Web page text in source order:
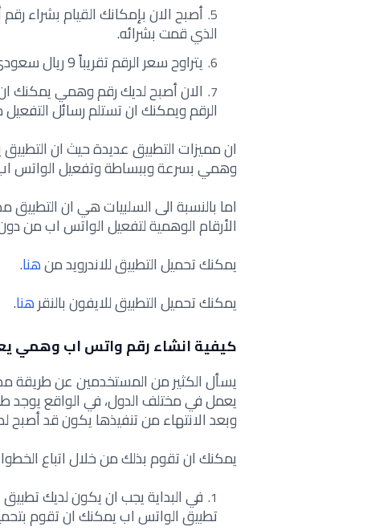
أصبح الان بإمكانك القيام بشراء
الذي قمت بشرائه.
يتراوح سعر الرقم تقريباً 9 ريال سعودي أي ما يعادل 2.5 يورو.
الان أصبح لديك رقم وهمي يمكنك
الرقم ويمكنك ان تستلم رسائل التفعيل
ان مميزات التطبيق عديدة حيث ان
وهمي بسرعة وببساطة وتفعيل الواتس
اما بالنسبة الى السلبيات هي ان
الأرقام الوهمية لتفعيل الواتس اب من
يمكنك تحميل التطبيق للاندرويد منهنا.
يمكنك تحميل التطبيق للايفون بالنقرهنا.
كيفية انشاء رقم واتس اب وهمي
يسأل الكثير من المستخدمين عن
يعمل في مختلف الدول، في الواقع يوجد
وبعد الانتهاء من تنفيذها يكون قد
يمكنك ان تقوم بذلك من خلال اتباع
في البداية يجب ان يكون لديك
تطبيق الواتس اب يمكنك ان تقوم